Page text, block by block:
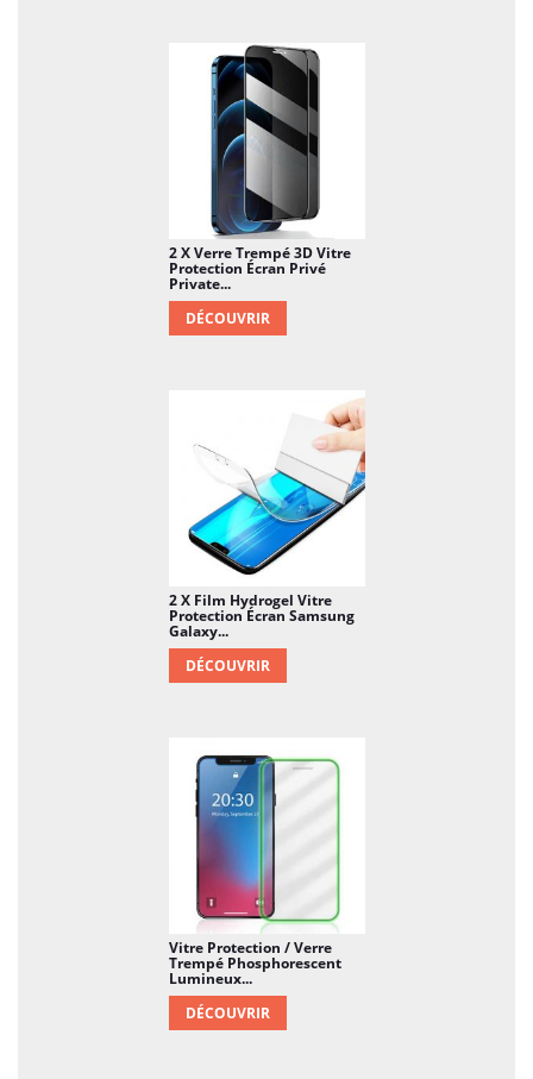
2 X Verre Trempé 3D Vitre
Protection Écran Privé
Private...
DÉCOUVRIR
2 X Film Hydrogel Vitre
Protection Écran Samsung
Galaxy...
DÉCOUVRIR
Vitre Protection / Verre
Trempé Phosphorescent
Lumineux...
DÉCOUVRIR